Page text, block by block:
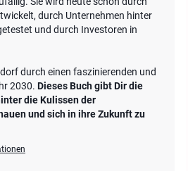
durch Unternehmen hinter
und durch Investoren in
durch einen faszinierenden und
2030. Dieses Buch gibt Dir die
die Kulissen der
und sich in ihre Zukunft zu